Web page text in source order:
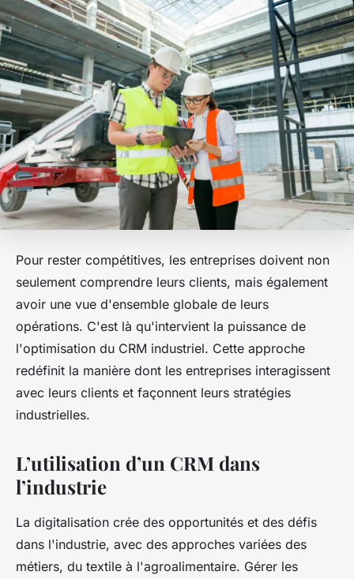
Pour rester compétitives, les entreprises doivent non
seulement comprendre leurs clients, mais également
avoir une vue d'ensemble globale de leurs
opérations. C'est là qu'intervient la puissance de
l'optimisation du CRM industriel. Cette approche
redéfinit la manière dont les entreprises interagissent
avec leurs clients et façonnent leurs stratégies
industrielles.
L’utilisation d’un CRM dans
l’industrie
La digitalisation crée des opportunités et des défis
dans l'industrie, avec des approches variées des
métiers, du textile à l'agroalimentaire. Gérer les